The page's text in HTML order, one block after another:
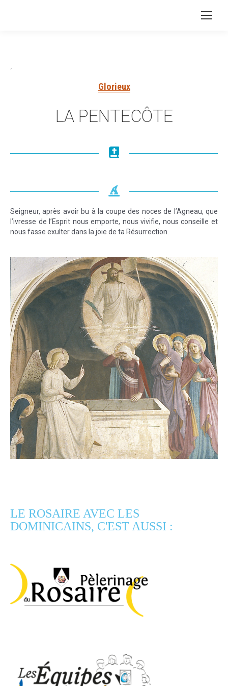
‘
Glorieux
LA PENTECÔTE
Seigneur, après avoir bu à la coupe des noces de l’Agneau, que
l’ivresse de l’Esprit nous emporte, nous vivifie, nous conseille et
nous fasse exulter dans la joie de ta Résurrection.
LE ROSAIRE AVEC LES
DOMINICAINS, C'EST AUSSI :